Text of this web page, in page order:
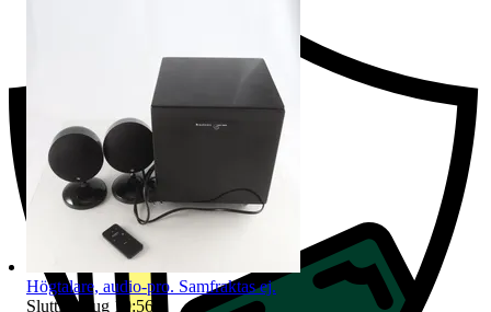
Högtalare, audio-pro. Samfraktas ej.
Sluttid
9 aug 19:56